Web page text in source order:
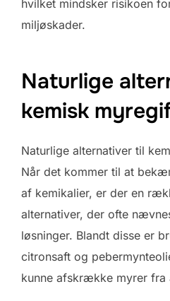
hvilket mindsker risikoen
miljøskader.
Naturlige
kemisk
Naturlige alternativer til
Når det kommer til at
af kemikalier, er der en
alternativer, der ofte
løsninger. Blandt disse er
citronsaft og
kunne afskrække myrer fra